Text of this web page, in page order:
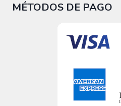
MÉTODOS DE PAGO